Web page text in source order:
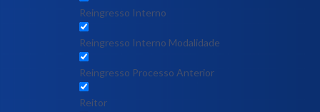
Reingresso Interno
Reingresso Interno Modalidade
Reingresso Processo Anterior
Reitor